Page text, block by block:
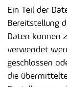
Ein Teil der
Bereitstellung
Daten können
verwendet
geschlossen
die